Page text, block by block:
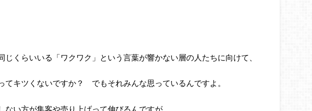
じくらいいる「ワクワク」という言葉が響かない層の人たちに向けて、
てキツくないですか？ でもそれみんな思っているんですよ。
ない方が集客や売り上げって伸びるんですが、